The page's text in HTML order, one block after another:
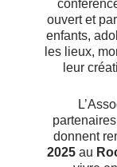
ouvert et
enfants,
les lieux,
leur
donnent
2025au